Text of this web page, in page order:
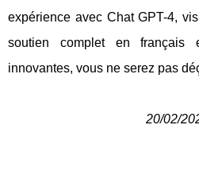
expérience avec Chat GPT-4,
soutien complet en français
innovantes, vous ne serez pas
20/02/